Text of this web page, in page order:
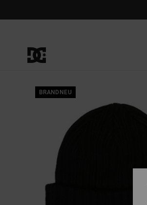
BRANDNEU